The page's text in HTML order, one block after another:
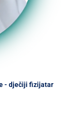
- dječiji fizijatar